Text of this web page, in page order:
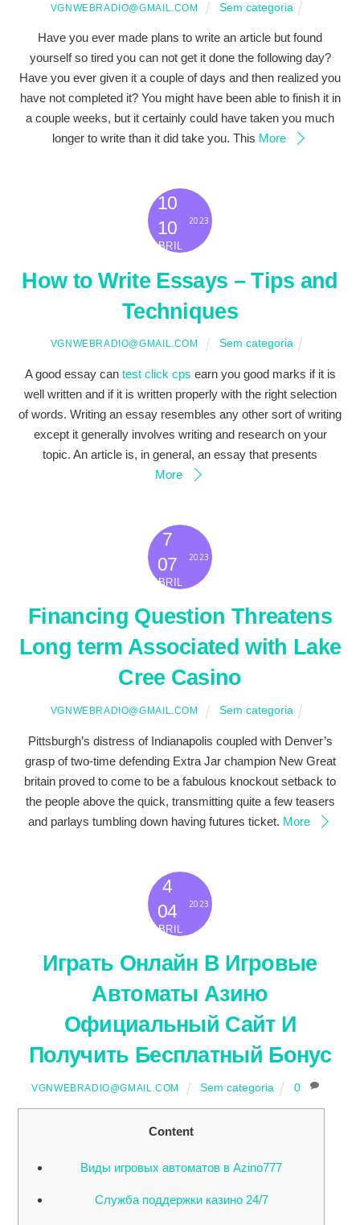
VGNWEBRADIO@GMAIL.COM Sem categoria
Have you ever made plans to write an article but found
yourself so tired you can not get it done the following day?
Have you ever given it a couple of days and then realized you
have not completed it? You might have been able to finish it in
a couple weeks, but it certainly could have taken you much
longer to write than it did take you. This More
10
10
ABRIL
2023
How to Write Essays – Tips and
Techniques
VGNWEBRADIO@GMAIL.COM Sem categoria
A good essay can test click cps earn you good marks if it is
well written and if it is written properly with the right selection
of words. Writing an essay resembles any other sort of writing
except it generally involves writing and research on your
topic. An article is, in general, an essay that presents
More
7
07
ABRIL
2023
Financing Question Threatens
Long term Associated with Lake
Cree Casino
VGNWEBRADIO@GMAIL.COM Sem categoria
Pittsburgh’s distress of Indianapolis coupled with Denver’s
grasp of two-time defending Extra Jar champion New Great
britain proved to come to be a fabulous knockout setback to
the people above the quick, transmitting quite a few teasers
and parlays tumbling down having futures ticket. More
4
04
ABRIL
2023
Играть Онлайн В Игровые
Автоматы Азино
Официальный Сайт И
Получить Бесплатный Бонус
VGNWEBRADIO@GMAIL.COM Sem categoria 0
Content
Виды игровых автоматов в Azino777
Служба поддержки казино 24/7